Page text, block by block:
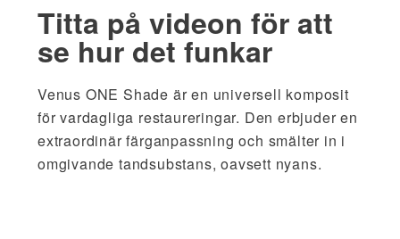
Titta på videon för att
se hur det funkar
Venus ONE Shade är en universell komposit
för vardagliga restaureringar. Den erbjuder en
extraordinär färganpassning och smälter in i
omgivande tandsubstans, oavsett nyans.